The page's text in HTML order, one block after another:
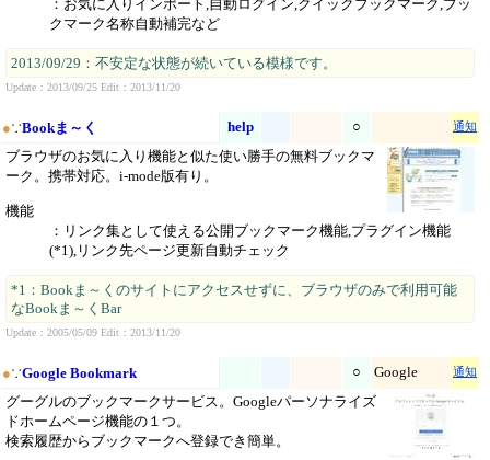
：お気に入りインポート,自動ログイン,クイックブックマーク,ブッ
クマーク名称自動補完など
2013/09/29：不安定な状態が続いている模様です。
Update：2013/09/25 Edit：2013/11/20
●∵Bookま～く help ○ 通知
ブラウザのお気に入り機能と似た使い勝手の無料ブックマ
ーク。携帯対応。i-mode版有り。
機能
：リンク集として使える公開ブックマーク機能,プラグイン機能
(*1),リンク先ページ更新自動チェック
*1：Bookま～くのサイトにアクセスせずに、ブラウザのみで利用可能
なBookま～くBar
Update：2005/05/09 Edit：2013/11/20
●∵Google Bookmark ○ Google 通知
グーグルのブックマークサービス。Googleパーソナライズ
ドホームページ機能の１つ。
検索履歴からブックマークへ登録でき簡単。